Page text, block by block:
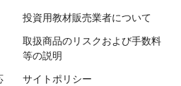
投資用教材販売業者について
取扱商品のリスクおよび手数料
等の説明
サイトポリシー